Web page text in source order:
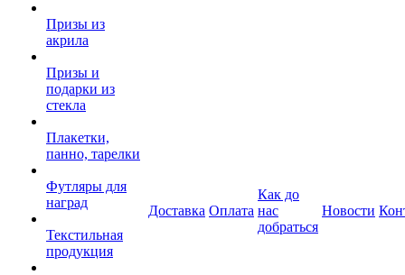
Призы из
акрила
Призы и
подарки из
стекла
Плакетки,
панно, тарелки
Футляры для
наград
Текстильная
продукция
Доставка Оплата
Как до
нас
добраться
Новости